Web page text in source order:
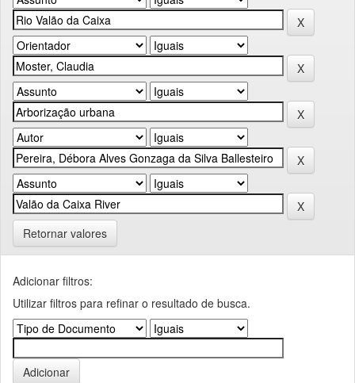
Retornar valores
Adicionar filtros:
Utilizar filtros para refinar o resultado de busca.